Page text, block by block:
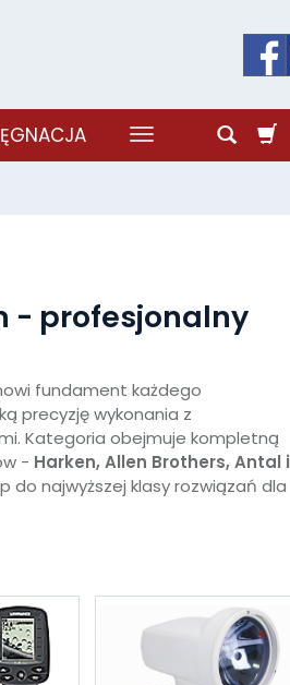
- profesjonalny
fundament każdego
precyzję wykonania z
Kategoria obejmuje kompletną
- Harken, Allen Brothers, Antal i
najwyższej klasy rozwiązań dla